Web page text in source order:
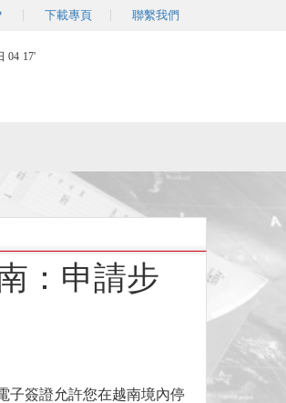
下載專頁 聯繫我們
04 17'
：申請步
子簽證允許您在越南境內停